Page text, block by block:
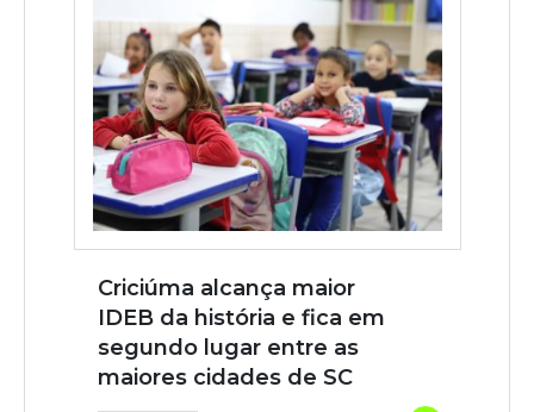
Criciúma alcança maior
IDEB da história e fica em
segundo lugar entre as
maiores cidades de SC